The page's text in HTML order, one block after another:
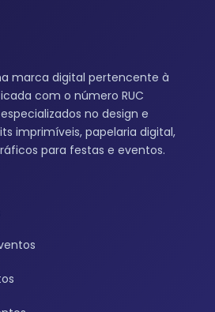
marca digital pertencente à
com o número RUC
no design e
imprimíveis, papelaria digital,
para festas e eventos.